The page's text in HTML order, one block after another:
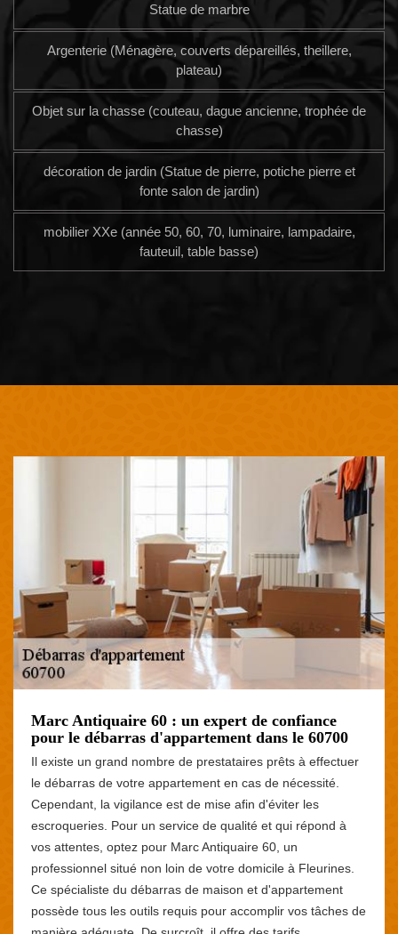
Statue de marbre
Argenterie (Ménagère, couverts dépareillés, theillere,
plateau)
Objet sur la chasse (couteau, dague ancienne, trophée de
chasse)
décoration de jardin (Statue de pierre, potiche pierre et
fonte salon de jardin)
mobilier XXe (année 50, 60, 70, luminaire, lampadaire,
fauteuil, table basse)
Marc Antiquaire 60 : un expert de confiance
pour le débarras d'appartement dans le 60700
Il existe un grand nombre de prestataires prêts à effectuer
le débarras de votre appartement en cas de nécessité.
Cependant, la vigilance est de mise afin d'éviter les
escroqueries. Pour un service de qualité et qui répond à
vos attentes, optez pour Marc Antiquaire 60, un
professionnel situé non loin de votre domicile à Fleurines.
Ce spécialiste du débarras de maison et d'appartement
possède tous les outils requis pour accomplir vos tâches de